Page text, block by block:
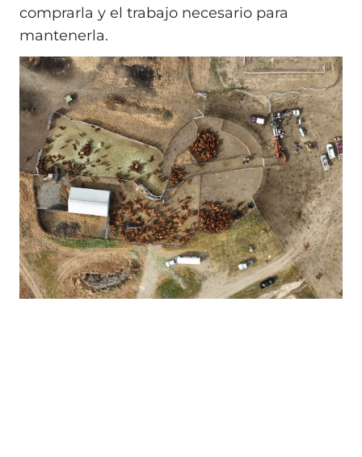
comprarla y el trabajo necesario para
mantenerla.